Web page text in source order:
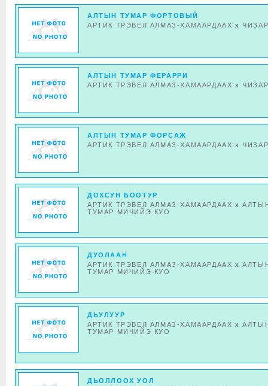
АЛТЫН ТУМАР ФОРТОВЫЙ
АРТИК ТРЭВЕЛ АЛМАЗ-ХАМААРДААХ x
АЛТЫН ТУМАР ФЕРАРРИ
АРТИК ТРЭВЕЛ АЛМАЗ-ХАМААРДААХ x
АЛТЫН ТУМАР ФОРСАЖ
АРТИК ТРЭВЕЛ АЛМАЗ-ХАМААРДААХ x
ДОХСУН БООТУР
АРТИК ТРЭВЕЛ АЛМАЗ-ХАМААРДААХ x
ТУМАР МИЧИЙЭ КУО
ДУОЛААН
АРТИК ТРЭВЕЛ АЛМАЗ-ХАМААРДААХ x
ТУМАР МИЧИЙЭ КУО
ДЬУЛУУР
АРТИК ТРЭВЕЛ АЛМАЗ-ХАМААРДААХ x
ТУМАР МИЧИЙЭ КУО
ДЬОЛЛООХ УОЛ